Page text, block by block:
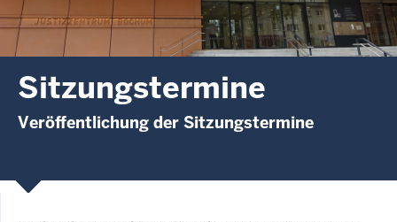
Sitzungstermine
Veröffentlichung der Sitzungstermine